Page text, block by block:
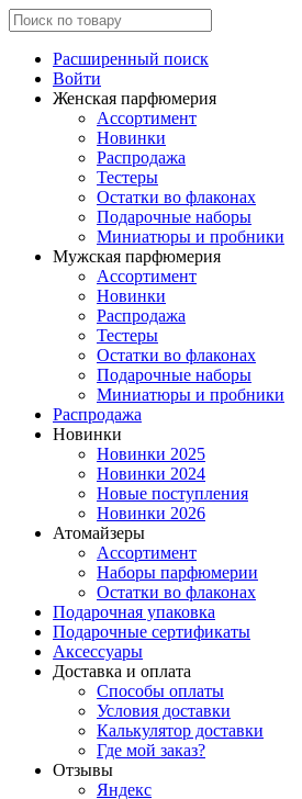
Расширенный поиск
Войти
Женская парфюмерия
Ассортимент
Новинки
Распродажа
Тестеры
Остатки во флаконах
Подарочные наборы
Миниатюры и пробники
Мужская парфюмерия
Ассортимент
Новинки
Распродажа
Тестеры
Остатки во флаконах
Подарочные наборы
Миниатюры и пробники
Распродажа
Новинки
Новинки 2025
Новинки 2024
Новые поступления
Новинки 2026
Атомайзеры
Ассортимент
Наборы парфюмерии
Остатки во флаконах
Подарочная упаковка
Подарочные сертификаты
Аксессуары
Доставка и оплата
Способы оплаты
Условия доставки
Калькулятор доставки
Где мой заказ?
Отзывы
Яндекс